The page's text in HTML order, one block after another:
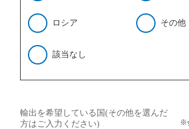
ロシア その他
該当なし
輸出を希望している国(その他を選んだ
方はご入力ください)
※